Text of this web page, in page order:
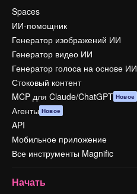
Spaces
ИИ-помощник
Генератор изображений ИИ
Генератор видео ИИ
Генератор голоса на основе ИИ
Стоковый контент
MCP для Claude/ChatGPT Новое
Агенты Новое
API
Мобильное приложение
Все инструменты Magnific
Начать